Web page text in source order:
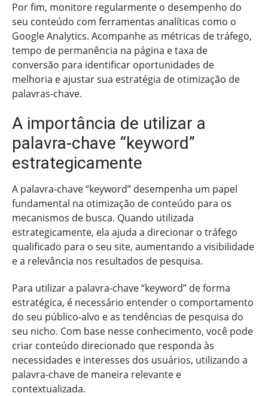
Por fim, monitore regularmente o desempenho do
seu conteúdo com ferramentas analíticas como o
Google Analytics. Acompanhe as métricas de tráfego,
tempo de permanência na página e taxa de
conversão para identificar oportunidades de
melhoria e ajustar sua estratégia de otimização de
palavras-chave.
A importância de utilizar a
palavra-chave “keyword”
estrategicamente
A palavra-chave “keyword” desempenha um papel
fundamental na otimização de conteúdo para os
mecanismos de busca. Quando utilizada
estrategicamente, ela ajuda a direcionar o tráfego
qualificado para o seu site, aumentando a visibilidade
e a relevância nos resultados de pesquisa.
Para utilizar a palavra-chave “keyword” de forma
estratégica, é necessário entender o comportamento
do seu público-alvo e as tendências de pesquisa do
seu nicho. Com base nesse conhecimento, você pode
criar conteúdo direcionado que responda às
necessidades e interesses dos usuários, utilizando a
palavra-chave de maneira relevante e
contextualizada.